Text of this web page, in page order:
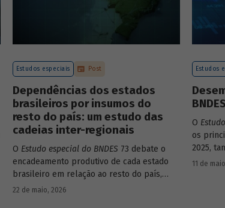
Estudos especiais Post
Dependências dos estados
brasileiros por insumos do
resto do país: um estudo das
cadeias inter-regionais
O Estudo especial do BNDES 73 debate o
encadeamento produtivo de cada estado
brasileiro em relação ao resto do país,
analisando seu nível de dependência e
22 de maio, 2026
Estudos
O
os
2025,
em
11 de